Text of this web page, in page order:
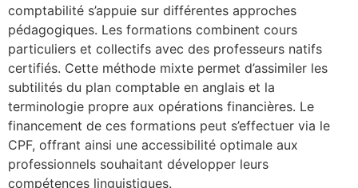
comptabilité s’appuie sur différentes approches
pédagogiques. Les formations combinent cours
particuliers et collectifs avec des professeurs natifs
certifiés. Cette méthode mixte permet d’assimiler les
subtilités du plan comptable en anglais et la
terminologie propre aux opérations financières. Le
financement de ces formations peut s’effectuer via le
CPF, offrant ainsi une accessibilité optimale aux
professionnels souhaitant développer leurs
compétences linguistiques.